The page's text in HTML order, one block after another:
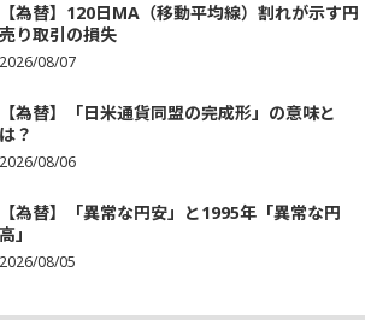
【為替】120日MA（移動平均線）割れが示す円
売り取引の損失
2026/08/07
【為替】「日米通貨同盟の完成形」の意味と
は？
2026/08/06
【為替】「異常な円安」と1995年「異常な円
高」
2026/08/05